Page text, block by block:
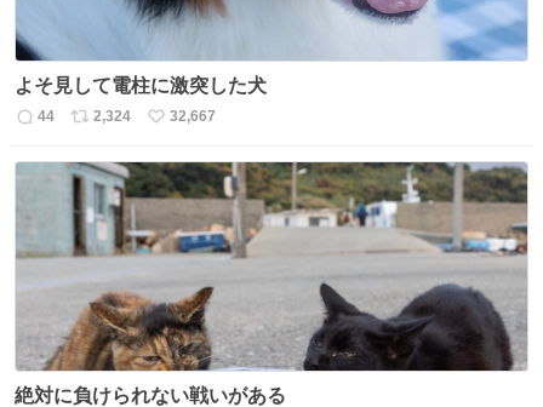
よそ見して電柱に激突した犬
返
数
44
リ
ス
ト
数
2,324
い
ね
数
32,667
絶対に負けられない戦いがある